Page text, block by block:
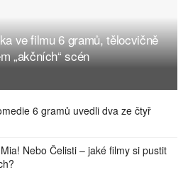
ve filmu 6 gramů, tělocvičně
„akčních“ scén
6 gramů uvedli dva ze čtyř
Nebo Čelisti – jaké filmy si pustit